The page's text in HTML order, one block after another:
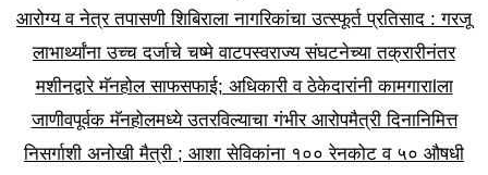
आरोग्य व नेत्र तपासणी शिबिराला नागरिकांचा उत्स्फूर्त प्रतिसाद : गरजू
लाभार्थ्यांना उच्च दर्जाचे चष्मे वाटपस्वराज्य संघटनेच्या तक्रारीनंतर
मशीनद्वारे मॅनहोल साफसफाई; अधिकारी व ठेकेदारांनी कामगाराlला
जाणीवपूर्वक मॅनहोलमध्ये उतरविल्याचा गंभीर आरोपमैत्री दिनानिमित्त
निसर्गाशी अनोखी मैत्री ; आशा सेविकांना १०० रेनकोट व ५० औषधी